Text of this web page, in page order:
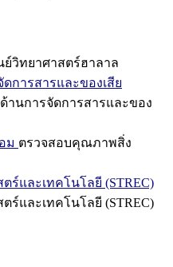
ย์วิทยาศาสตร์ฮาลาล
การสารและของเสีย
านการจัดการสารและของ
ม ตรวจสอบคุณภาพสิ่ง
ร์และเทคโนโลยี (STREC)
ร์และเทคโนโลยี (STREC)